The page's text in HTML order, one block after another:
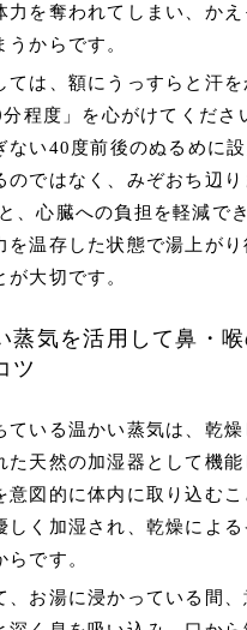
力を奪われてしまい、かえ
からです。
ては、額にうっすらと汗を
程度」を心がけてくださ
ない40度前後のぬるめに
のではなく、みぞおち辺
、心臓への負担を軽減で
を温存した状態で湯上がり
大切です。
蒸気を活用して鼻・
ツ
ている温かい蒸気は、乾燥
天然の加湿器として機能
意図的に体内に取り込むこ
しく加湿され、乾燥によ
です。
、お湯に浸かっている間、